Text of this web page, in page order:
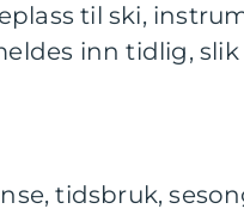
til ski,
inn tidlig,
tidsbruk,